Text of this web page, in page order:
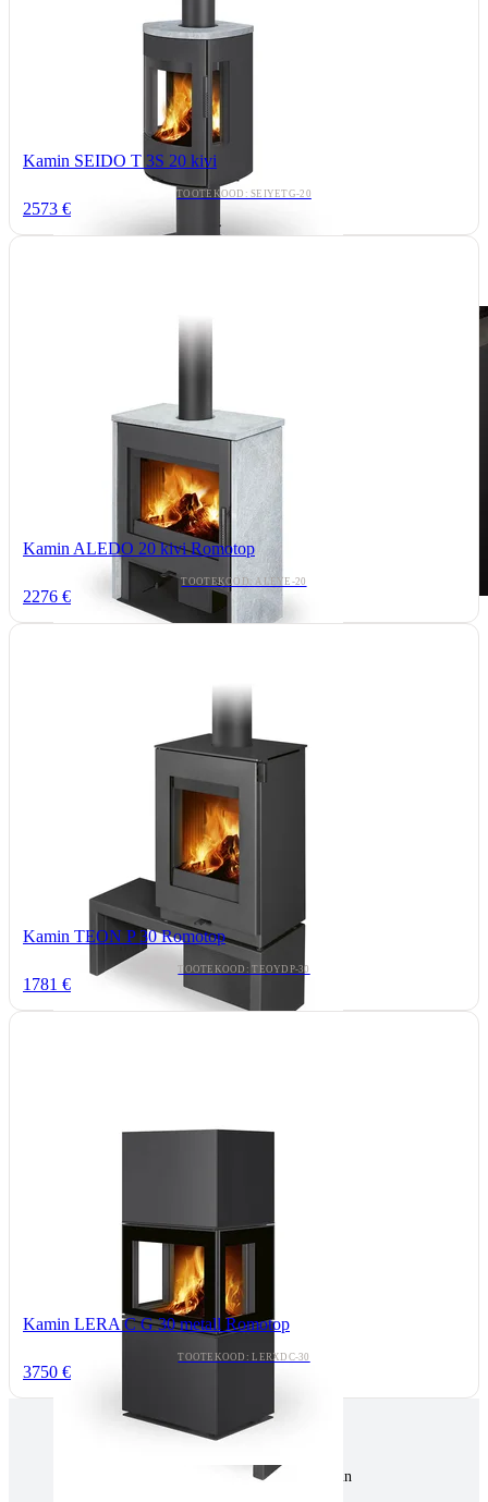
Kamin SEIDO T 3S 20 kivi
TOOTEKOOD: SEIYETG-20
2573 €
Kamin ALEDO 20 kivi Romotop
TOOTEKOOD: ALEYE-20
2276 €
Kamin TEON P 30 Romotop
TOOTEKOOD: TEOYDP-30
1781 €
Kamin LERA C G 30 metall Romotop
TOOTEKOOD: LERXDC-30
3750 €
Tallinnas kaminasalong
Pärnu mnt. 139E/2, 11317, Tallinn